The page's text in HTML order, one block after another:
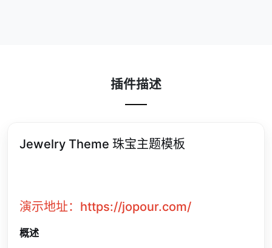
插件描述
Jewelry Theme 珠宝主题模板
演示地址： https://jopour.com/
概述